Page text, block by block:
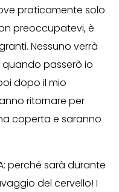
praticamente solo
preoccupatevi, è
Nessuno verrà
passerò io
dopo il mio
ritornare per
coperta e saranno
perché sarà durante
del cervello! I